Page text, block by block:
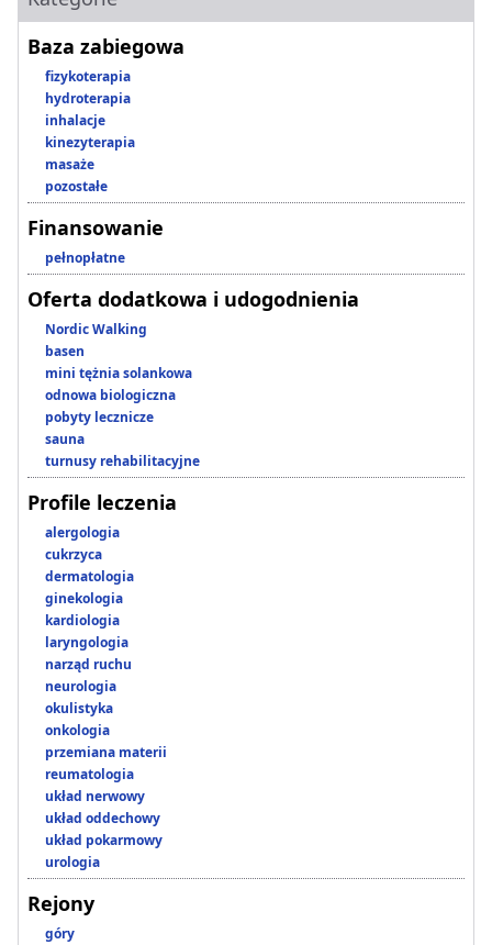
Baza zabiegowa
fizykoterapia
hydroterapia
inhalacje
kinezyterapia
masaże
pozostałe
Finansowanie
pełnopłatne
Oferta dodatkowa i udogodnienia
Nordic Walking
basen
mini tężnia solankowa
odnowa biologiczna
pobyty lecznicze
sauna
turnusy rehabilitacyjne
Profile leczenia
alergologia
cukrzyca
dermatologia
ginekologia
kardiologia
laryngologia
narząd ruchu
neurologia
okulistyka
onkologia
przemiana materii
reumatologia
układ nerwowy
układ oddechowy
układ pokarmowy
urologia
Rejony
góry